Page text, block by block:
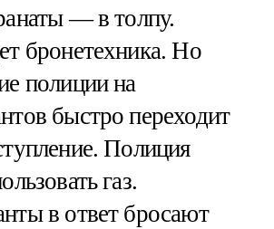
— в толпу.
бронетехника. Но
полиции на
быстро переходит
Полиция
газ.
в ответ бросают